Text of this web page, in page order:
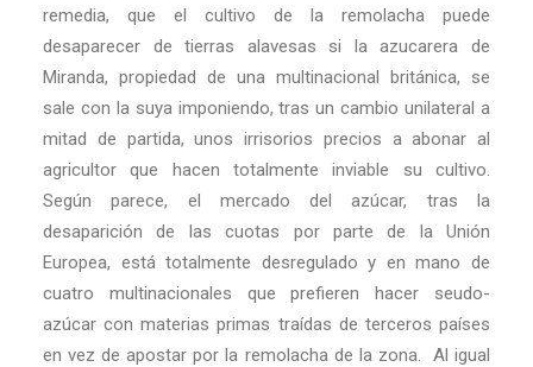
remedia, que el cultivo de la remolacha puede
desaparecer de tierras alavesas si la azucarera de
Miranda, propiedad de una multinacional británica, se
sale con la suya imponiendo, tras un cambio unilateral a
mitad de partida, unos irrisorios precios a abonar al
agricultor que hacen totalmente inviable su cultivo.
Según parece, el mercado del azúcar, tras la
desaparición de las cuotas por parte de la Unión
Europea, está totalmente desregulado y en mano de
cuatro multinacionales que prefieren hacer seudo-
azúcar con materias primas traídas de terceros países
en vez de apostar por la remolacha de la zona. Al igual